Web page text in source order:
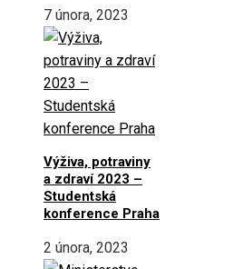
7 února, 2023
Výživa, potraviny
a zdraví 2023 –
Studentská
konference Praha
2 února, 2023